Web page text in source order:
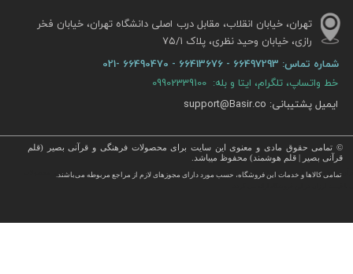
© تمامی حقوق مادی و معنوی این سایت برای محصولات فرهنگی و قرآنی بصیر (قلم
قرآنی بصیر | قلم هوشمند) محفوظ میباشد.
تمامی كالاها و خدمات این فروشگاه، حسب مورد دارای مجوزهای لازم از مراجع مربوطه می‌باشند.
، انواع قلم قرآنی ، انواع کتاب نفیس و قرآن نفیس , قرآن عروس , کتب نفیس و معطر , کتاب چرمی و سایر محصولات
تهران، خیابان انقلاب، مقابل درب اصلی دانشگاه تهران، خیابان فخر
رازی، خیابان وحید نظری، پلاک ۷۵/۱​​​​​​​
شماره تماس:
خط واتساپ، تلگرام، ایتا و بله: 09902339100
ایمیل پشتیبانی: support@Basir.co